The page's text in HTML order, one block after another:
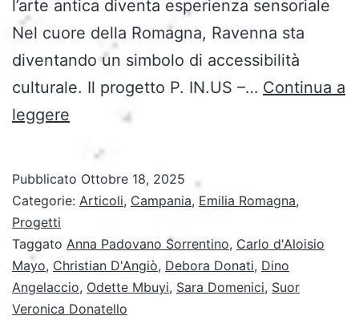
l’arte antica diventa esperienza sensoriale
Nel cuore della Romagna, Ravenna sta
diventando un simbolo di accessibilità
culturale. Il progetto P. IN.US –… Continua a
leggere Accessibilità
viaggio
Inclusione,
Cultura
e
Pubblicato Ottobre 18, 2025
Categorie: Articoli, Campania, Emilia Romagna,
Progetti
Taggato Anna Padovano Sorrentino, Carlo d'Aloisio
Mayo, Christian D'Angiò, Debora Donati, Dino
Angelaccio, Odette Mbuyi, Sara Domenici, Suor
Veronica Donatello